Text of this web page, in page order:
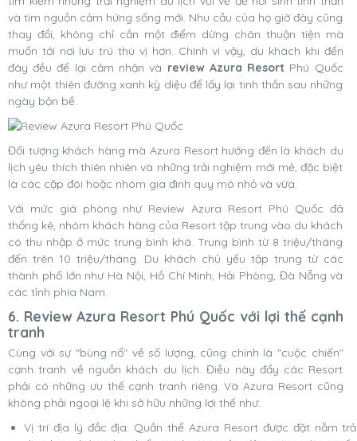
và tìm nguồn cảm hứng sống mới. Nhu cầu của họ giờ đây cũng
thay đổi, không chỉ cần một điểm dừng chân thuận tiện mà
muốn tới nơi lưu trú thú vị hơn. Chính vì vậy, du khách khi đến
đây đều để lại cảm nhận và review Azura Resort Phú Quốc
như một thiên đường xanh kỳ diệu để lấy lại tinh thần sau những
ngày bộn bề.
Đối tượng khách hàng mà Azura Resort hướng đến là khách du
lịch yêu thích thiên nhiên và những trải nghiệm mới mẻ, đặc biệt
là các cặp đôi hoặc nhóm gia đình quy mô nhỏ và vừa.
Với mức giá phòng như Review Azura Resort Phú Quốc đã
thống kê, nhóm khách hàng của Resort tập trung vào du khách
có thu nhập ở mức trung bình khá. Trung bình từ 8 triệu/tháng
đến trên 10 triệu/tháng. Du khách chủ yếu tập trung từ các
thành phố lớn như Hà Nội, Hồ Chí Minh, Hải Phòng, Đà Nẵng và
các tỉnh phía Nam.
6. Review Azura Resort Phú Quốc với lợi thế cạnh
tranh
Cùng với sự "bùng nổ" về số lượng, cũng chính là "cuộc chiến"
cạnh tranh về nguồn khách du lịch. Điều này đẩy các Resort
phải có những ưu thế cạnh tranh riêng. Và Azura Resort cũng
không phải ngoại lệ khi sở hữu những lợi thế như:
Vị trí địa lý đắc địa: Quần thể Azura Resort được đặt nằm